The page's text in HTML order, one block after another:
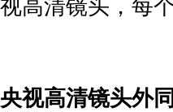
视高清镜头，每
央视高清镜头外